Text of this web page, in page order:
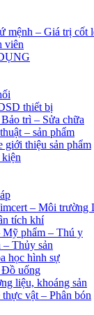
mệnh – Giá trị cốt
viên
thiết bị
trì – Sửa chữa
– sản phẩm
giới thiệu sản phẩm
– Môi trường
tích khí
Mỹ phẩm – Thú y
– Thủy sản
học hình sự
Đồ uống
liệu, khoáng sản
vật – Phân bón